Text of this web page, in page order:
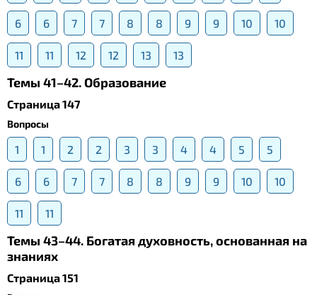
6 6 7 7 8 8 9 9 10 10
11 11 12 12 13 13
Темы 41–42. Образование
Страница 147
Вопросы
1 1 2 2 3 3 4 4 5 5
6 6 7 7 8 8 9 9 10 10
11 11
Темы 43–44. Богатая духовность, основанная на
знаниях
Страница 151